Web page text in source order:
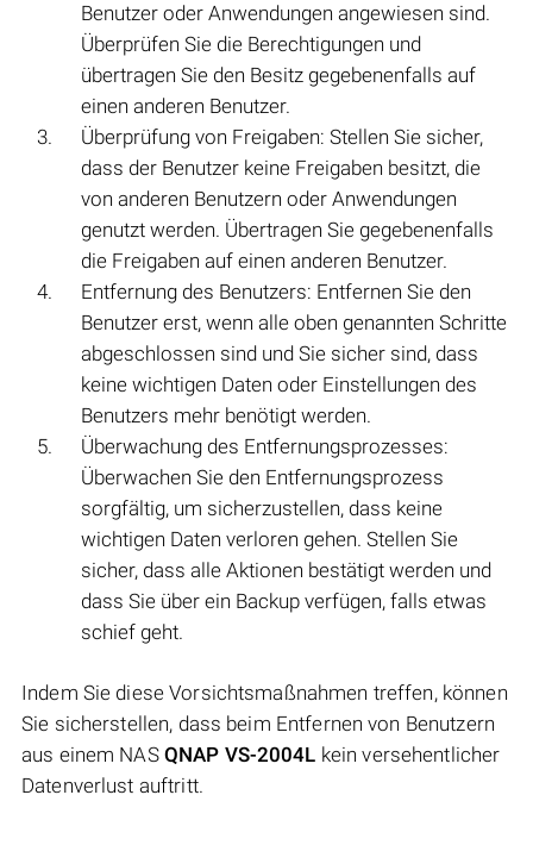
Benutzer oder Anwendungen angewiesen sind.
Überprüfen Sie die Berechtigungen und
übertragen Sie den Besitz gegebenenfalls auf
einen anderen Benutzer.
Überprüfung von Freigaben: Stellen Sie sicher,
dass der Benutzer keine Freigaben besitzt, die
von anderen Benutzern oder Anwendungen
genutzt werden. Übertragen Sie gegebenenfalls
die Freigaben auf einen anderen Benutzer.
Entfernung des Benutzers: Entfernen Sie den
Benutzer erst, wenn alle oben genannten Schritte
abgeschlossen sind und Sie sicher sind, dass
keine wichtigen Daten oder Einstellungen des
Benutzers mehr benötigt werden.
Überwachung des Entfernungsprozesses:
Überwachen Sie den Entfernungsprozess
sorgfältig, um sicherzustellen, dass keine
wichtigen Daten verloren gehen. Stellen Sie
sicher, dass alle Aktionen bestätigt werden und
dass Sie über ein Backup verfügen, falls etwas
schief geht.
Indem Sie diese Vorsichtsmaßnahmen treffen, können
Sie sicherstellen, dass beim Entfernen von Benutzern
aus einem NAS QNAP VS-2004L kein versehentlicher
Datenverlust auftritt.